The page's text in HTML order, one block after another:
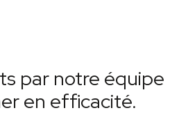
par notre équipe
en efficacité.